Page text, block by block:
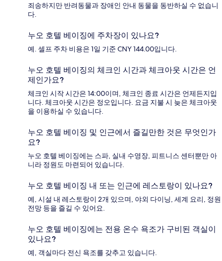
죄송하지만 반려동물과 장애인 안내 동물을 동반하실 수 없습니
다.
누오 호텔 베이징에 주차장이 있나요?
예. 셀프 주차 비용은 1일 기준 CNY 144.00입니다.
누오 호텔 베이징의 체크인 시간과 체크아웃 시간은 언
제인가요?
체크인 시작 시간은 14:00이며, 체크인 종료 시간은 언제든지입
니다. 체크아웃 시간은 정오입니다. 요금 지불 시 늦은 체크아웃
을 이용하실 수 있습니다.
누오 호텔 베이징 및 인근에서 즐길만한 것은 무엇인가
요?
누오 호텔 베이징에는 스파, 실내 수영장, 피트니스 센터뿐만 아
니라 정원도 마련되어 있습니다.
누오 호텔 베이징 내 또는 인근에 레스토랑이 있나요?
예, 시설 내 레스토랑이 2개 있으며, 야외 다이닝, 세계 요리, 정원
전망 등을 즐길 수 있어요.
누오 호텔 베이징에는 전용 온수 욕조가 구비된 객실이
있나요?
예, 객실마다 전신 욕조를 갖추고 있습니다.